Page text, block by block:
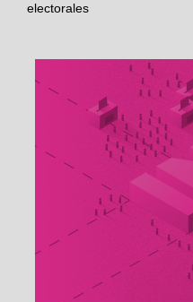
electorales